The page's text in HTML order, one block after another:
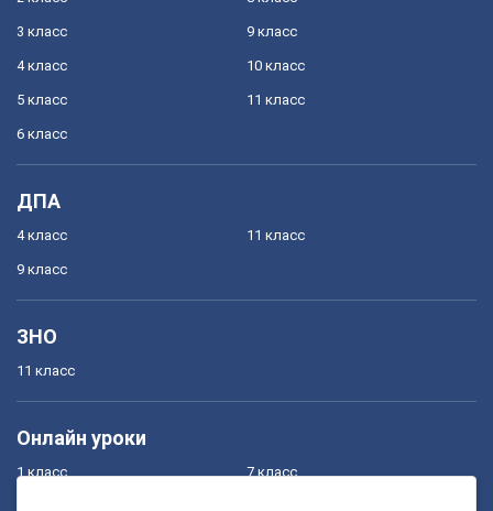
3 класс
4 класс
5 класс
6 класс
9 класс
10 класс
11 класс
ДПА
4 класс
9 класс
11 класс
ЗНО
11 класс
Онлайн уроки
1 класс 7 класс